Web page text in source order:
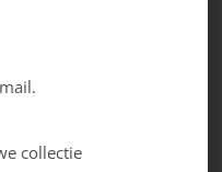
collectie